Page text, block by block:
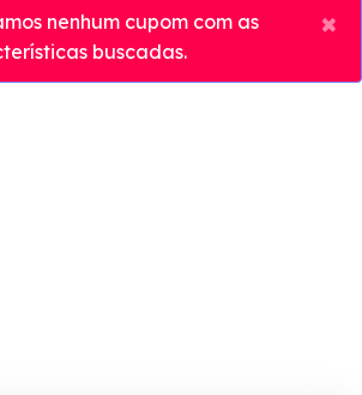
nenhum cupom com as
buscadas.
×